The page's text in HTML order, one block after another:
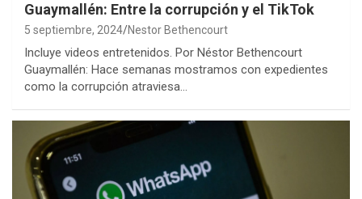
Guaymallén: Entre la corrupción y el TikTok
5 septiembre, 2024 Nestor Bethencourt
Incluye videos entretenidos. Por Néstor Bethencourt
Guaymallén: Hace semanas mostramos con expedientes
como la corrupción atraviesa…